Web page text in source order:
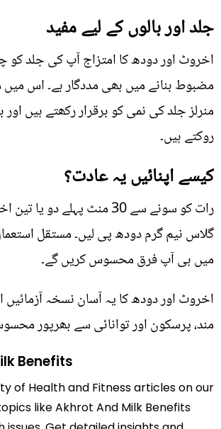
جلد اور بالوں کے لیے مفید
اخروٹ اور دودھ کا امتزاج آپ کی جلد کو
مضبوط بنانے میں بھی مددگار ہے۔ اس میں
منرلز جلد کی نمی کو برقرار رکھتے ہیں
روکتے ہیں۔
کیسے اپنائیں یہ عادت؟
رات کو سونے سے 30 منٹ پہلے
گلاس نیم گرم دودھ پی لیں۔ مستقل
میں ہی آپ فرق محسوس کریں گے۔
اخروٹ اور دودھ کا یہ آسان نسخہ
مند، پرسکون اور توانائی سے بھرپور
Benefits
of Health and Fitness articles on our
like Akhrot And Milk Benefits